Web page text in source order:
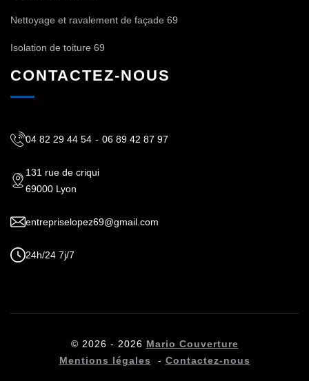
Nettoyage et ravalement de façade 69
Isolation de toiture 69
CONTACTEZ-NOUS
04 82 29 44 54 - 06 89 42 87 97
131 rue de criqui
69000 Lyon
entrepriselopez69@gmail.com
24h/24 7j/7
© 2026 - 2026 Mario Couverture
Mentions légales - Contactez-nous